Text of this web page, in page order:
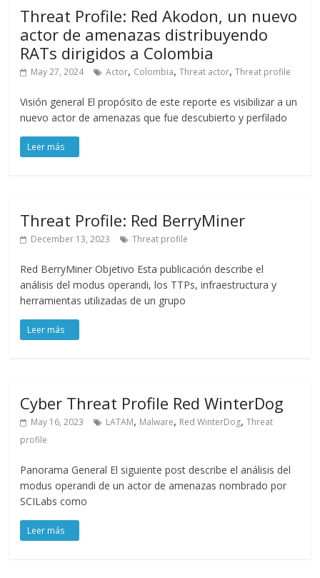
Threat Profile: Red Akodon, un nuevo
actor de amenazas distribuyendo
RATs dirigidos a Colombia
May 27, 2024 Actor, Colombia,Threat actor,Threat profile
Visión general El propósito de este reporte es visibilizar a un
nuevo actor de amenazas que fue descubierto y perfilado
Threat Profile: Red BerryMiner
December 13, 2023 Threat profile
Red BerryMiner Objetivo Esta publicación describe el
análisis del modus operandi, los TTPs, infraestructura y
herramientas utilizadas de un grupo
Cyber Threat Profile Red WinterDog
May 16, 2023 LATAM, Malware, Red WinterDog,Threat
profile
Panorama General El siguiente post describe el análisis del
modus operandi de un actor de amenazas nombrado por
SCILabs como